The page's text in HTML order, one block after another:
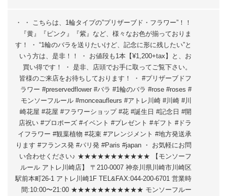
・ ・ こちらは、1輪タイプの”プリザーブド・フラワー”！！
『黄』『ピンク』『紫』など、様々なお色が揃っておりま
す！ ・ “1輪のバラを送りたいけど、記念に形に残したい”と
いう方は、是非！！ ・ お値段も1本【¥1,200+tax】と、お
買い得です！ ・ 是非、店頭でお手に取ってご覧下さい。
皆様のご来店をお待ちしております！ ・ #プリザーブドフ
ラワー #preservedflower #バラ #1輪のバラ #rose #roses #
モンソーフルール #monceaufleurs #アトレ川崎 #川崎 #川
崎花屋 #花屋 #フラワーショップ #花 #誕生日 #記念日 #開
店祝い #プロポーズ #イベント #プレゼント #ギフト #ドラ
イフラワー #観葉植物 #花束 #アレンジメント #地方発送承
ります #フランス発 #パリ発 #Paris #japan ・ お気軽にお問
い合わせください♪ ★★★★★★★★★★★ 【モンソーフ
ルール アトレ川崎店】 〒210-0007 神奈川県川崎市川崎区
駅前本町26-1 アトレ川崎1F TEL&FAX:044-200-6701 営業時
間:10:00〜21:00 ★★★★★★★★★★★ モンソーフルー